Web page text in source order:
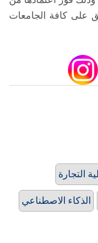
على كافة الجامعات
التجارة
الذكاء الاصطناعي